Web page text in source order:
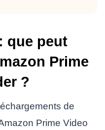
que peut
Prime
?
de
Prime Video